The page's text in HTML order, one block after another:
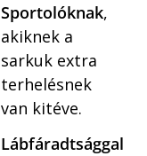
Sportolóknak,
akiknek a
sarkuk extra
terhelésnek
van kitéve.
Lábfáradtsággal